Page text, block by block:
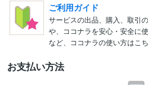
ご利用ガイド
サービスの出品、購入、取引
や、ココナラを安心・安全に
など、ココナラの使い方はこち
お支払い方法